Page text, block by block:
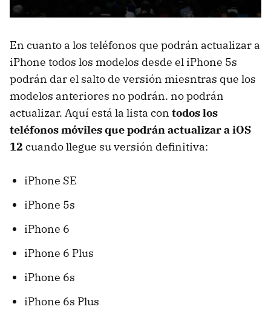
En cuanto a los teléfonos que podrán actualizar a
iPhone todos los modelos desde el iPhone 5s
podrán dar el salto de versión miesntras que los
modelos anteriores no podrán. no podrán
actualizar. Aquí está la lista con todos los
teléfonos móviles que podrán actualizar a iOS
12 cuando llegue su versión definitiva:
iPhone SE
iPhone 5s
iPhone 6
iPhone 6 Plus
iPhone 6s
iPhone 6s Plus